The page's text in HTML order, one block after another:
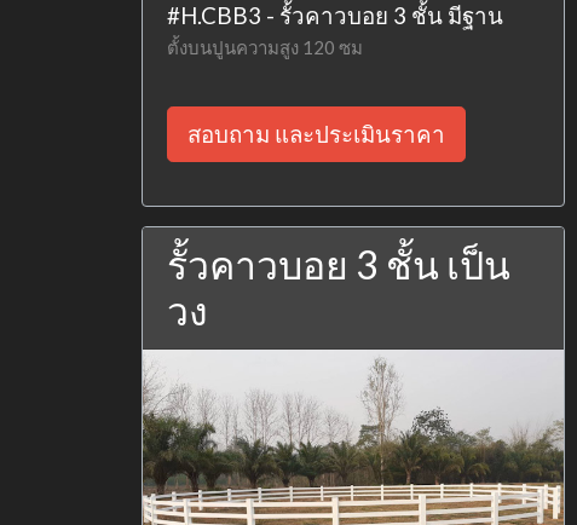
#H.CBB3 - รั้วคาวบอย 3 ชั้น มีฐาน
ตั้งบนปูนความสูง 120 ซม
สอบถาม และประเมินราคา
รั้วคาวบอย 3 ชั้น เป็น
วง